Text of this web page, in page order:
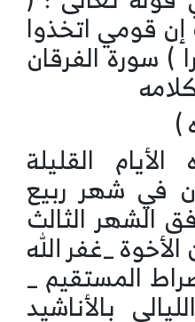
قومي اتخذوا
) سورة الفرقان
)
القليلة
في شهر ربيع
الموافق الشهر الثالث
الأخوة _غفر الله
المستقيم _
بالأناشيد